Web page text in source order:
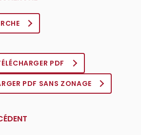
PDF
PDF SANS ZONAGE